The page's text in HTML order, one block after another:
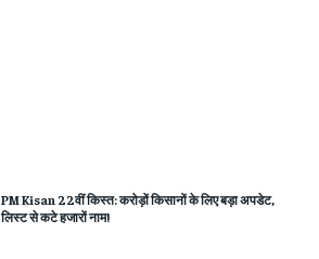
PM Kisan 22वीं किस्त: करोड़ों किसानों के लिए बड़ा अपडेट,
लिस्ट से कटे हजारों नाम!